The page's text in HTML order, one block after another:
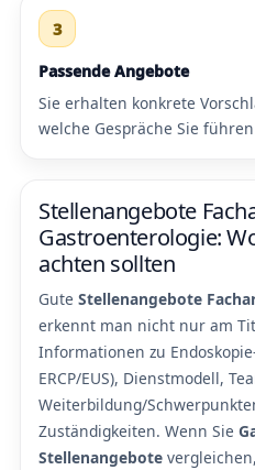
3
Passende Angebote
Sie erhalten konkrete
welche Gespräche Sie
Stellenangebote
Gastroenterologie:
achten sollten
Gute Stellenangebote
erkennt man nicht nur am
Informationen zu
ERCP/EUS), Dienstmodell,
Weiterbildung/
Zuständigkeiten. Wenn Sie
Stellenangebote